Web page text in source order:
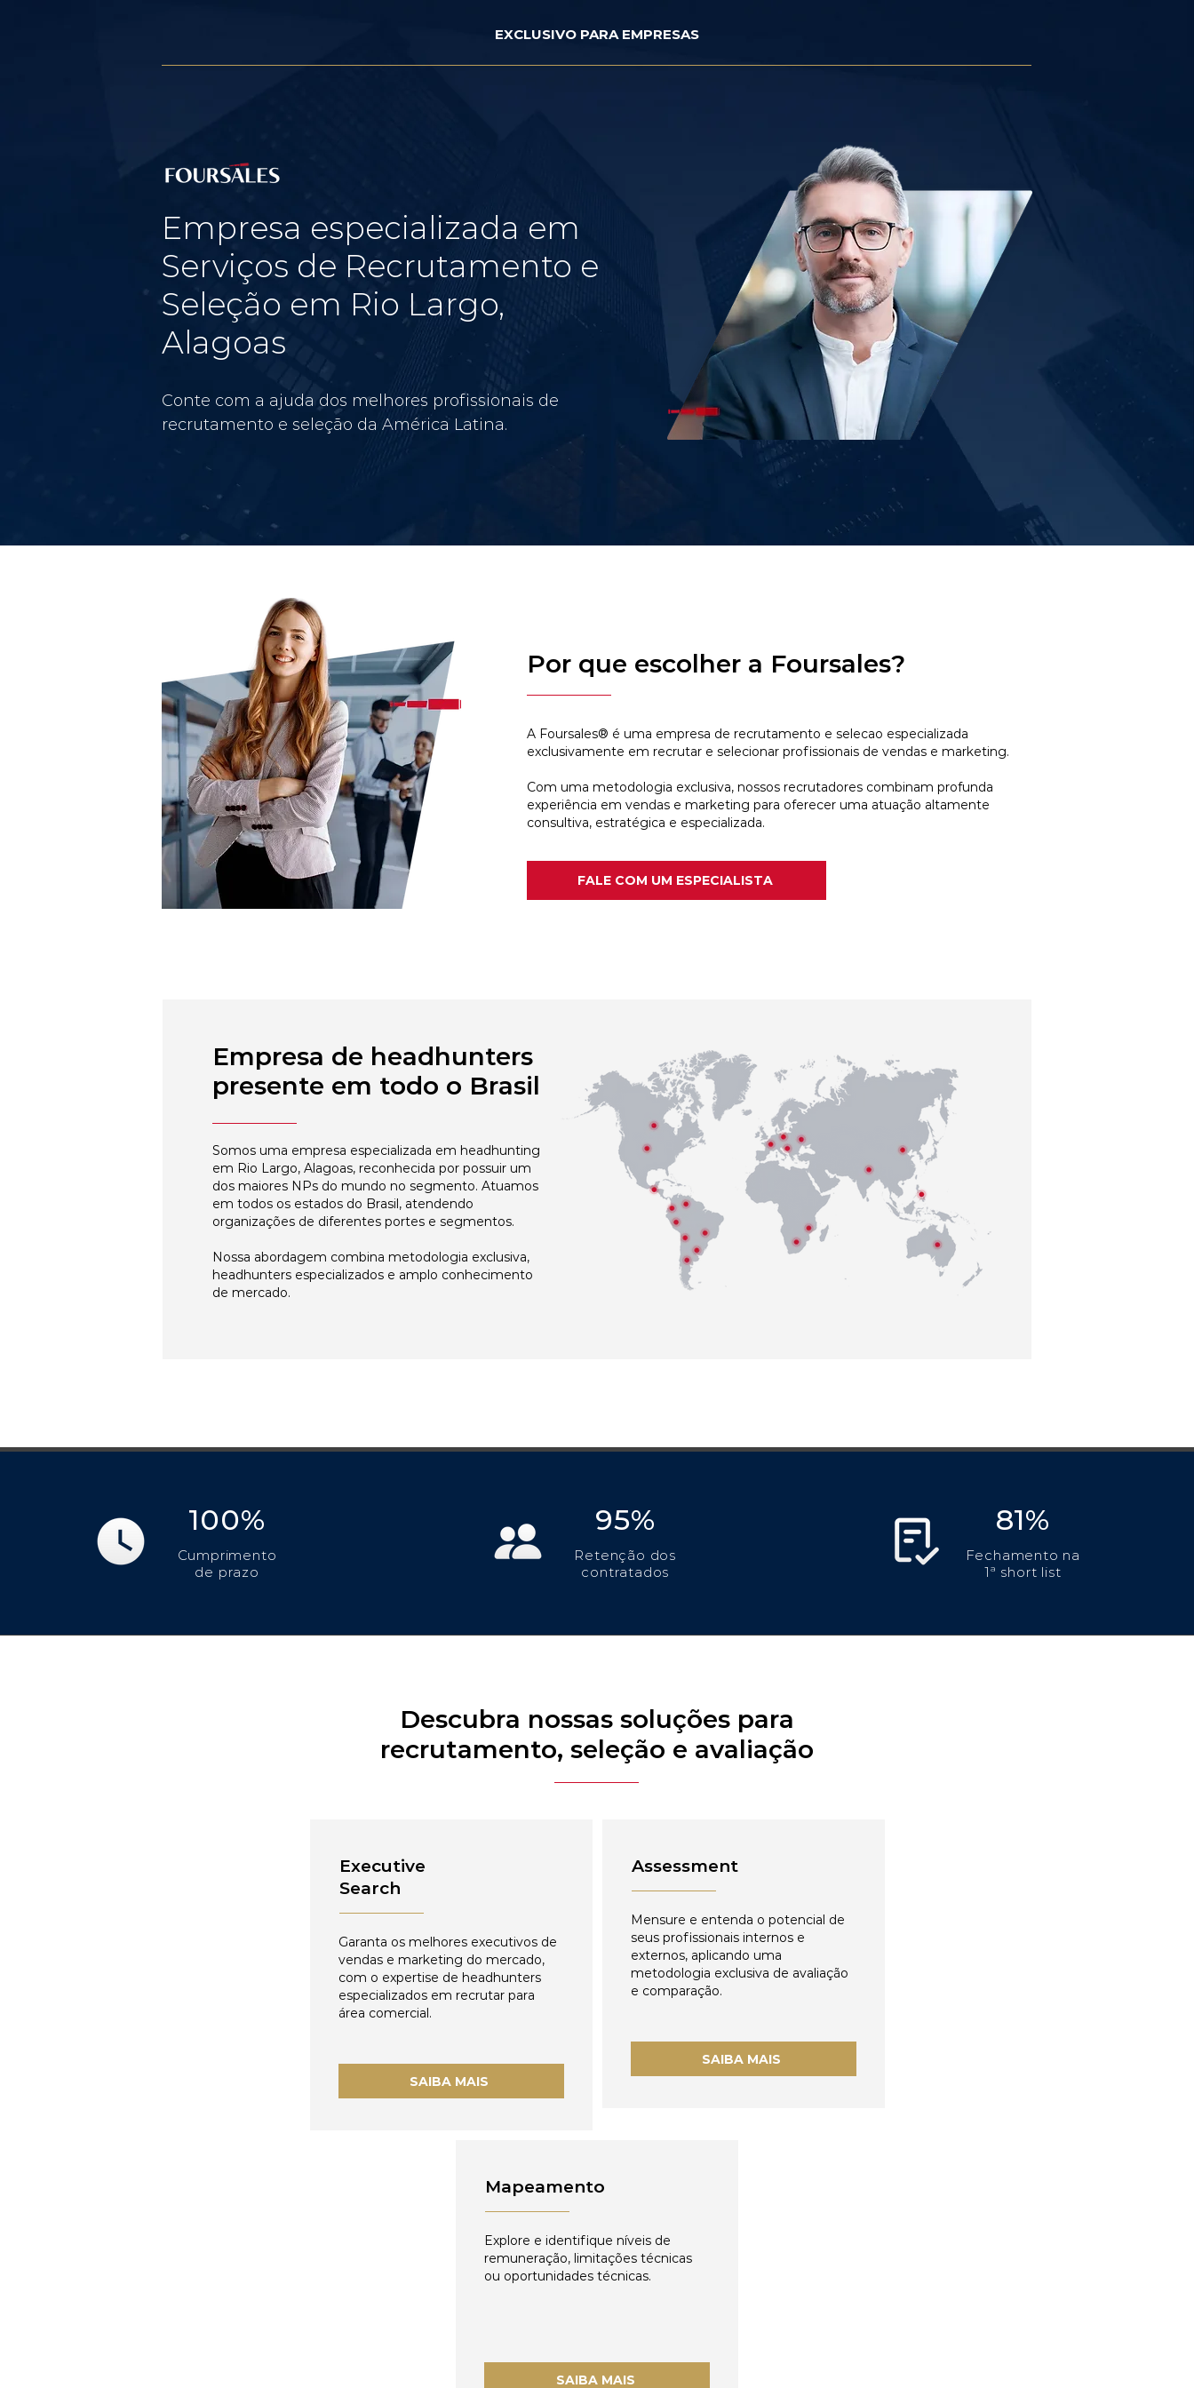
EXCLUSIVO PARA EMPRESAS
Empresa especializada em
Serviços de Recrutamento e
Seleção em Rio Largo,
Alagoas
Conte com a ajuda dos melhores profissionais de
recrutamento e seleção da América Latina.
Por que escolher a Foursales?
A Foursales® é uma empresa de recrutamento e selecao especializada
exclusivamente em recrutar e selecionar profissionais de vendas e marketing.
Com uma metodologia exclusiva, nossos recrutadores combinam profunda
experiência em vendas e marketing para oferecer uma atuação altamente
consultiva, estratégica e especializada.
FALE COM UM ESPECIALISTA
Empresa de headhunters
presente em todo o Brasil
Somos uma empresa especializada em headhunting
em Rio Largo, Alagoas, reconhecida por possuir um
dos maiores NPs do mundo no segmento. Atuamos
em todos os estados do Brasil, atendendo
organizações de diferentes portes e segmentos.
Nossa abordagem combina metodologia exclusiva,
headhunters especializados e amplo conhecimento
de mercado.
100%
Cumprimento
de prazo
95%
Retenção dos
contratados
81%
Fechamento na
1ª short list
Descubra nossas soluções para
recrutamento, seleção e avaliação
Executive
Search
Garanta os melhores executivos de
vendas e marketing do mercado,
com o expertise de headhunters
especializados em recrutar para
área comercial.
SAIBA MAIS
Assessment
Mensure e entenda o potencial de
seus profissionais internos e
externos, aplicando uma
metodologia exclusiva de avaliação
e comparação.
SAIBA MAIS
Mapeamento
Explore e identifique níveis de
remuneração, limitações técnicas
ou oportunidades técnicas.
SAIBA MAIS